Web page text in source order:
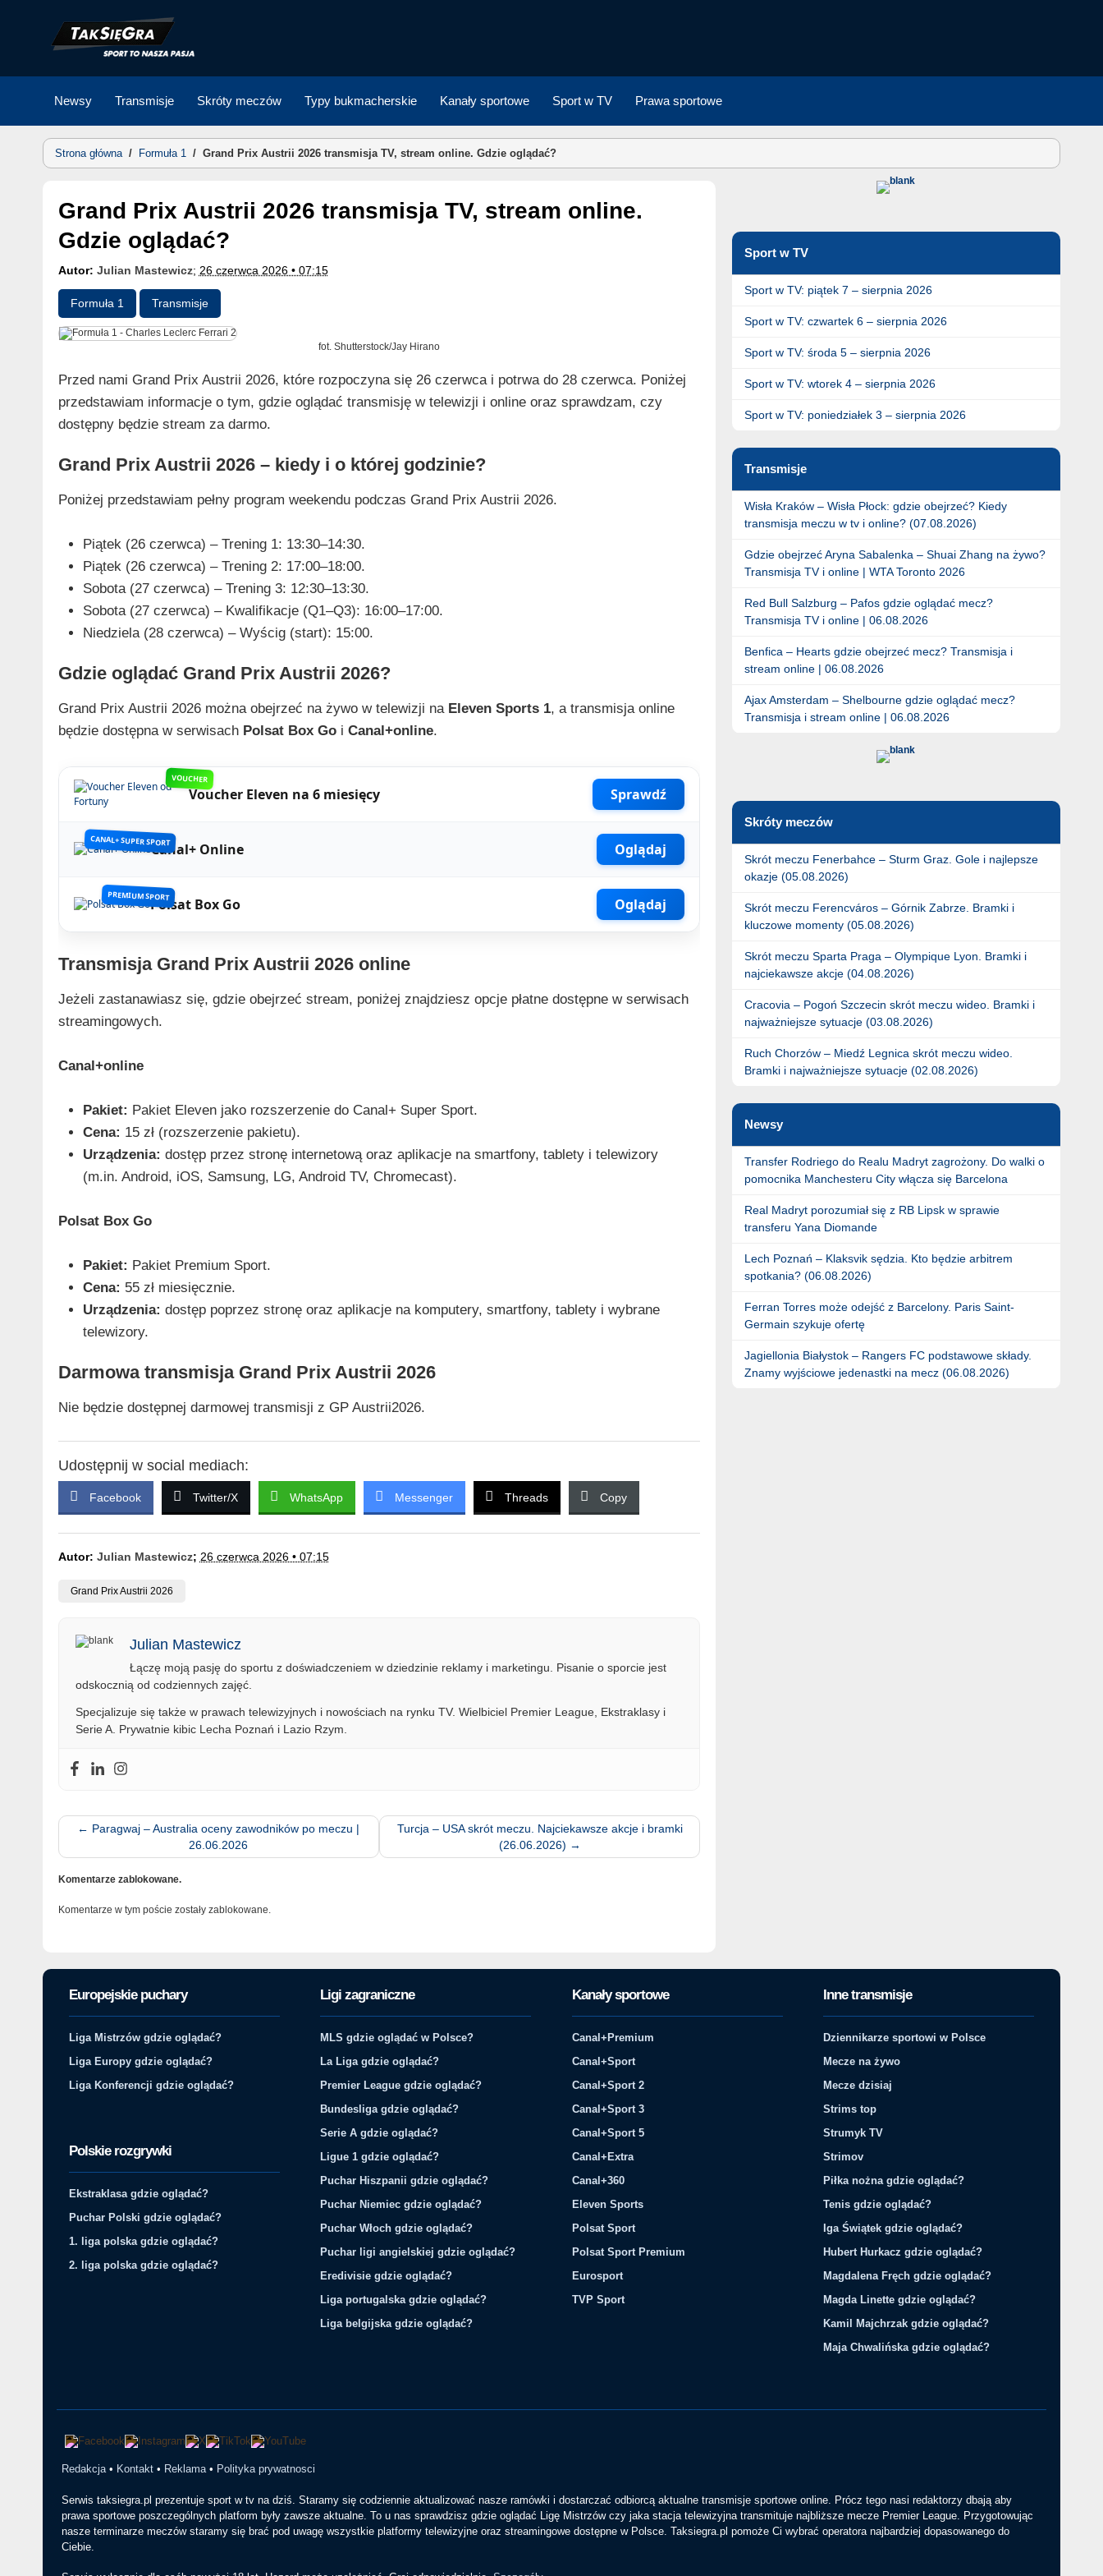
Newsy Transmisje Skróty meczów Typy bukmacherskie Kanały sportowe Sport w TV Prawa sportowe
Strona główna/ Formuła 1 / Grand Prix Austrii 2026 transmisja TV, stream online. Gdzie oglądać?
Grand Prix Austrii 2026 transmisja TV, stream online.
Gdzie oglądać?
Autor: Julian Mastewicz; 26 czerwca 2026 • 07:15
Formuła 1 Transmisje
fot. Shutterstock/Jay Hirano
Przed nami Grand Prix Austrii 2026, które rozpoczyna się 26 czerwca i potrwa do 28 czerwca. Poniżej
przedstawiam informacje o tym, gdzie oglądać transmisję w telewizji i online oraz sprawdzam, czy
dostępny będzie stream za darmo.
Grand Prix Austrii 2026 – kiedy i o której godzinie?
Poniżej przedstawiam pełny program weekendu podczas Grand Prix Austrii 2026.
Piątek (26 czerwca) – Trening 1: 13:30–14:30.
Piątek (26 czerwca) – Trening 2: 17:00–18:00.
Sobota (27 czerwca) – Trening 3: 12:30–13:30.
Sobota (27 czerwca) – Kwalifikacje (Q1–Q3): 16:00–17:00.
Niedziela (28 czerwca) – Wyścig (start): 15:00.
Gdzie oglądać Grand Prix Austrii 2026?
Grand Prix Austrii 2026 można obejrzeć na żywo w telewizji na Eleven Sports 1, a transmisja online
będzie dostępna w serwisach Polsat Box Goi Canal+online.
VOUCHER
Voucher Eleven na 6 miesięcy Sprawdź
CANAL+ SUPER SPORTCanal+ Online Oglądaj
PREMIUM SPORTPolsat Box Go Oglądaj
Transmisja Grand Prix Austrii 2026 online
Jeżeli zastanawiasz się, gdzie obejrzeć stream, poniżej znajdziesz opcje płatne dostępne w serwisach
streamingowych.
Canal+online
Pakiet: Pakiet Eleven jako rozszerzenie do Canal+ Super Sport.
Cena: 15 zł (rozszerzenie pakietu).
Urządzenia: dostęp przez stronę internetową oraz aplikacje na smartfony, tablety i telewizory
(m.in. Android, iOS, Samsung, LG, Android TV, Chromecast).
Polsat Box Go
Pakiet: Pakiet Premium Sport.
Cena: 55 zł miesięcznie.
Urządzenia: dostęp poprzez stronę oraz aplikacje na komputery, smartfony, tablety i wybrane
telewizory.
Darmowa transmisja Grand Prix Austrii 2026
Nie będzie dostępnej darmowej transmisji z GP Austrii2026.
Udostępnij w social mediach:
Facebook Twitter/X WhatsApp Messenger Threads Copy
Autor: Julian Mastewicz; 26 czerwca 2026 • 07:15
Grand Prix Austrii 2026
Julian Mastewicz
Łączę moją pasję do sportu z doświadczeniem w dziedzinie reklamy i marketingu. Pisanie o sporcie jest
odskocznią od codziennych zajęć.
Specjalizuje się także w prawach telewizyjnych i nowościach na rynku TV. Wielbiciel Premier League, Ekstraklasy i
Serie A. Prywatnie kibic Lecha Poznań i Lazio Rzym.
← Paragwaj – Australia oceny zawodników po meczu |
26.06.2026
Turcja – USA skrót meczu. Najciekawsze akcje i bramki
(26.06.2026) →
Komentarze zablokowane.
Komentarze w tym poście zostały zablokowane.
Sport w TV
Sport w TV: piątek 7 – sierpnia 2026
Sport w TV: czwartek 6 – sierpnia 2026
Sport w TV: środa 5 – sierpnia 2026
Sport w TV: wtorek 4 – sierpnia 2026
Sport w TV: poniedziałek 3 – sierpnia 2026
Transmisje
Wisła Kraków – Wisła Płock: gdzie obejrzeć? Kiedy
transmisja meczu w tv i online? (07.08.2026)
Gdzie obejrzeć Aryna Sabalenka – Shuai Zhang na żywo?
Transmisja TV i online | WTA Toronto 2026
Red Bull Salzburg – Pafos gdzie oglądać mecz?
Transmisja TV i online | 06.08.2026
Benfica – Hearts gdzie obejrzeć mecz? Transmisja i
stream online | 06.08.2026
Ajax Amsterdam – Shelbourne gdzie oglądać mecz?
Transmisja i stream online | 06.08.2026
Skróty meczów
Skrót meczu Fenerbahce – Sturm Graz. Gole i najlepsze
okazje (05.08.2026)
Skrót meczu Ferencváros – Górnik Zabrze. Bramki i
kluczowe momenty (05.08.2026)
Skrót meczu Sparta Praga – Olympique Lyon. Bramki i
najciekawsze akcje (04.08.2026)
Cracovia – Pogoń Szczecin skrót meczu wideo. Bramki i
najważniejsze sytuacje (03.08.2026)
Ruch Chorzów – Miedź Legnica skrót meczu wideo.
Bramki i najważniejsze sytuacje (02.08.2026)
Newsy
Transfer Rodriego do Realu Madryt zagrożony. Do walki o
pomocnika Manchesteru City włącza się Barcelona
Real Madryt porozumiał się z RB Lipsk w sprawie
transferu Yana Diomande
Lech Poznań – Klaksvik sędzia. Kto będzie arbitrem
spotkania? (06.08.2026)
Ferran Torres może odejść z Barcelony. Paris Saint-
Germain szykuje ofertę
Jagiellonia Białystok – Rangers FC podstawowe składy.
Znamy wyjściowe jedenastki na mecz (06.08.2026)
Europejskie puchary
Liga Mistrzów gdzie oglądać?
Liga Europy gdzie oglądać?
Liga Konferencji gdzie oglądać?
Polskie rozgrywki
Ekstraklasa gdzie oglądać?
Puchar Polski gdzie oglądać?
1. liga polska gdzie oglądać?
2. liga polska gdzie oglądać?
Ligi zagraniczne
MLS gdzie oglądać w Polsce?
La Liga gdzie oglądać?
Premier League gdzie oglądać?
Bundesliga gdzie oglądać?
Serie A gdzie oglądać?
Ligue 1 gdzie oglądać?
Puchar Hiszpanii gdzie oglądać?
Puchar Niemiec gdzie oglądać?
Puchar Włoch gdzie oglądać?
Puchar ligi angielskiej gdzie oglądać?
Eredivisie gdzie oglądać?
Liga portugalska gdzie oglądać?
Liga belgijska gdzie oglądać?
Kanały sportowe
Canal+Premium
Canal+Sport
Canal+Sport 2
Canal+Sport 3
Canal+Sport 5
Canal+Extra
Canal+360
Eleven Sports
Polsat Sport
Polsat Sport Premium
Eurosport
TVP Sport
Inne transmisje
Dziennikarze sportowi w Polsce
Mecze na żywo
Mecze dzisiaj
Strims top
Strumyk TV
Strimov
Piłka nożna gdzie oglądać?
Tenis gdzie oglądać?
Iga Świątek gdzie oglądać?
Hubert Hurkacz gdzie oglądać?
Magdalena Fręch gdzie oglądać?
Magda Linette gdzie oglądać?
Kamil Majchrzak gdzie oglądać?
Maja Chwalińska gdzie oglądać?
Redakcja• Kontakt• Reklama• Polityka prywatnosci
Serwis taksiegra.pl prezentuje sport w tv na dziś. Staramy się codziennie aktualizować nasze ramówki i dostarczać odbiorcą aktualne transmisje sportowe online. Prócz tego nasi redaktorzy dbają aby
prawa sportowe poszczególnych platform były zawsze aktualne. To u nas sprawdzisz gdzie oglądać Ligę Mistrzów czy jaka stacja telewizyjna transmituje najbliższe mecze Premier League. Przygotowując
nasze terminarze meczów staramy się brać pod uwagę wszystkie platformy telewizyjne oraz streamingowe dostępne w Polsce. Taksiegra.pl pomoże Ci wybrać operatora najbardziej dopasowanego do
Ciebie.